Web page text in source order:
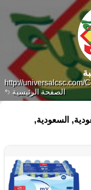
الصفحة الرئيسية
http://universalcsc.com/
السعودية,